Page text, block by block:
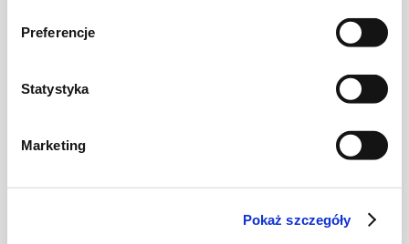
Preferencje
Statystyka
Marketing
Pokaż szczegóły
Ciasto warstwowe z kremem i malinową